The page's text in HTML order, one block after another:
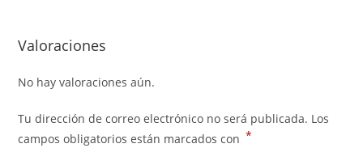
Valoraciones
No hay valoraciones aún.
Tu dirección de correo electrónico no será publicada. Los
campos obligatorios están marcados con *